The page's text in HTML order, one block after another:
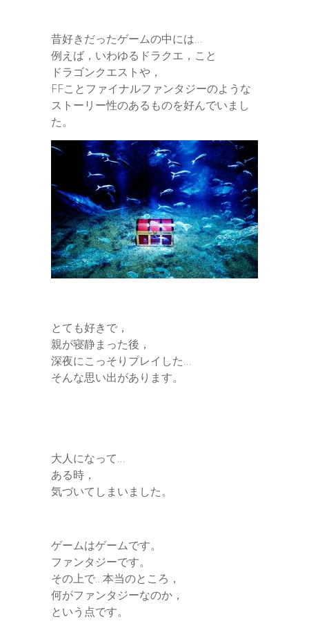
昔好きだったゲームの中には…
例えば，いわゆるドラクエ，こと
ドラゴンクエストや，
FFことファイナルファンタジーのような
ストーリー性のあるものを好んでいまし
た。
とても好きで，
親が寝静まった後，
深夜にこっそりプレイした…
そんな思い出があります。
大人になって…
ある時，
気づいてしまいました。
ゲームはゲームです。
ファンタジーです。
その上で…本当のところ，
何がファンタジーなのか，
という点です。